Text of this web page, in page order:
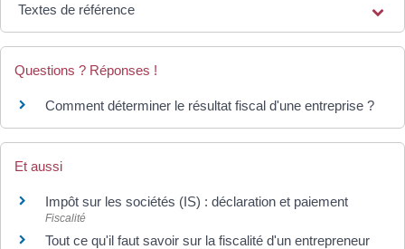
Textes de référence
Questions ? Réponses !
Comment déterminer le résultat fiscal d'une entreprise ?
Et aussi
Impôt sur les sociétés (IS) : déclaration et paiement
Fiscalité
Tout ce qu'il faut savoir sur la fiscalité d'un entrepreneur